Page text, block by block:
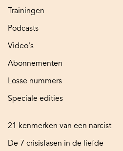
Trainingen
Podcasts
Video's
Abonnementen
Losse nummers
Speciale edities
21 kenmerken van een narcist
De 7 crisisfasen in de liefde